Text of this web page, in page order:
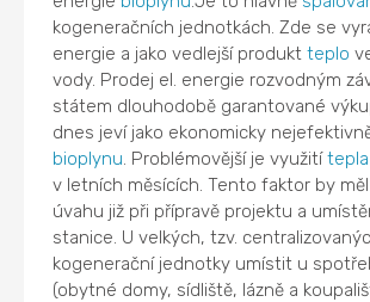
kogeneračních jednotkách. Zde se
energie a jako vedlejší produktteplo
vody. Prodej el. energie rozvodným
státem dlouhodobě garantované
dnes jeví jako ekonomicky
bioplynu. Problémovější je využitítepla
v letních měsících. Tento faktor by
úvahu již při přípravě projektu a
stanice. U velkých, tzv.
kogenerační jednotky umístit u
(obytné domy, sídliště, lázně a